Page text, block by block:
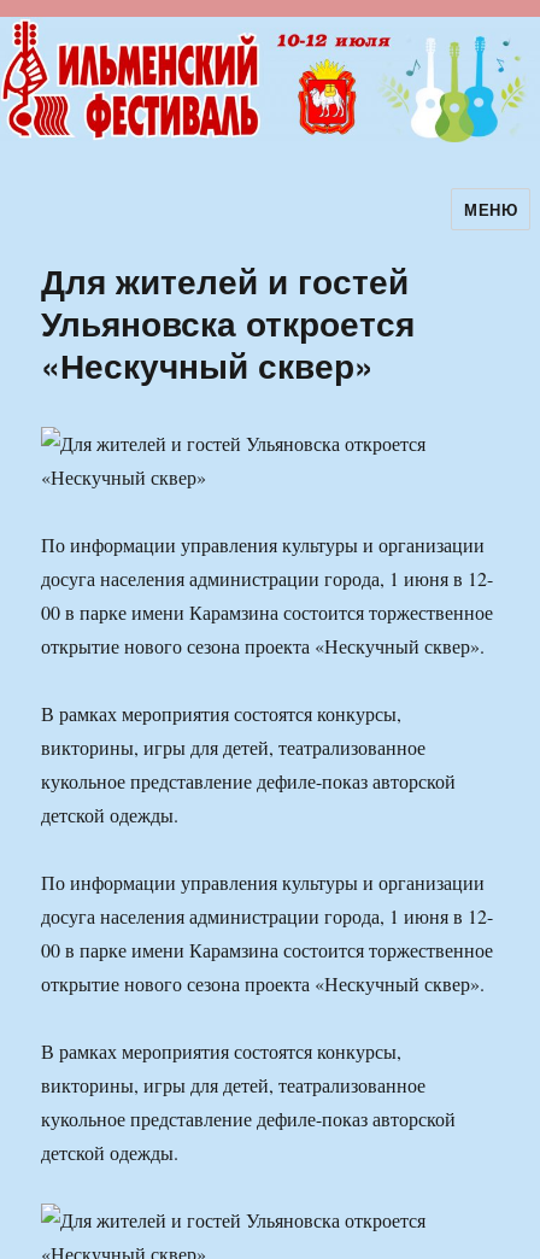
Ильменский фестиваль авторскойМЕНЮ
Для жителей и гостей
Ульяновска откроется
«Нескучный сквер»
По информации управления культуры и организации
досуга населения администрации города, 1 июня в 12-
00 в парке имени Карамзина состоится торжественное
открытие нового сезона проекта «Нескучный сквер».
В рамках мероприятия состоятся конкурсы,
викторины, игры для детей, театрализованное
кукольное представление дефиле-показ авторской
детской одежды.
По информации управления культуры и организации
досуга населения администрации города, 1 июня в 12-
00 в парке имени Карамзина состоится торжественное
открытие нового сезона проекта «Нескучный сквер».
В рамках мероприятия состоятся конкурсы,
викторины, игры для детей, театрализованное
кукольное представление дефиле-показ авторской
детской одежды.